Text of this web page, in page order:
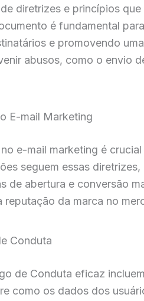
diretrizes e princípios
é fundamental
e promovendo
abusos, como o envio
E-mail Marketing
e-mail marketing é
seguem essas
de abertura e conversão
da marca no
Conduta
de Conduta eficaz
como os dados dos